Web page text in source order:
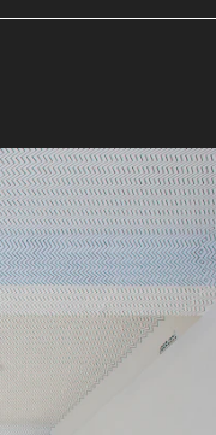
ut.
- nettopp
skjøre